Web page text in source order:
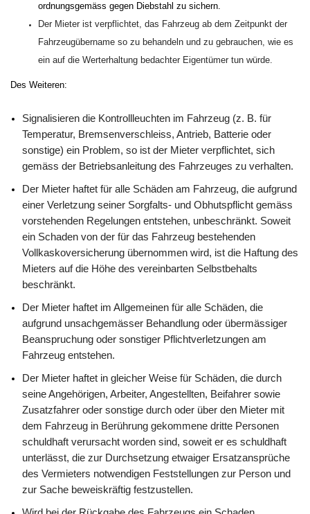
ordnungsgemäss gegen Diebstahl zu sichern.
Der Mieter ist verpflichtet, das Fahrzeug ab dem Zeitpunkt der
Fahrzeugübername so zu behandeln und zu gebrauchen, wie es
ein auf die Werterhaltung bedachter Eigentümer tun würde.
Des Weiteren:
Signalisieren die Kontrollleuchten im Fahrzeug (z. B. für
Temperatur, Bremsenverschleiss, Antrieb, Batterie oder
sonstige) ein Problem, so ist der Mieter verpflichtet, sich
gemäss der Betriebsanleitung des Fahrzeuges zu verhalten.
Der Mieter haftet für alle Schäden am Fahrzeug, die aufgrund
einer Verletzung seiner Sorgfalts- und Obhutspflicht gemäss
vorstehenden Regelungen entstehen, unbeschränkt. Soweit
ein Schaden von der für das Fahrzeug bestehenden
Vollkaskoversicherung übernommen wird, ist die Haftung des
Mieters auf die Höhe des vereinbarten Selbstbehalts
beschränkt.
Der Mieter haftet im Allgemeinen für alle Schäden, die
aufgrund unsachgemässer Behandlung oder übermässiger
Beanspruchung oder sonstiger Pflichtverletzungen am
Fahrzeug entstehen.
Der Mieter haftet in gleicher Weise für Schäden, die durch
seine Angehörigen, Arbeiter, Angestellten, Beifahrer sowie
Zusatzfahrer oder sonstige durch oder über den Mieter mit
dem Fahrzeug in Berührung gekommene dritte Personen
schuldhaft verursacht worden sind, soweit er es schuldhaft
unterlässt, die zur Durchsetzung etwaiger Ersatzansprüche
des Vermieters notwendigen Feststellungen zur Person und
zur Sache beweiskräftig festzustellen.